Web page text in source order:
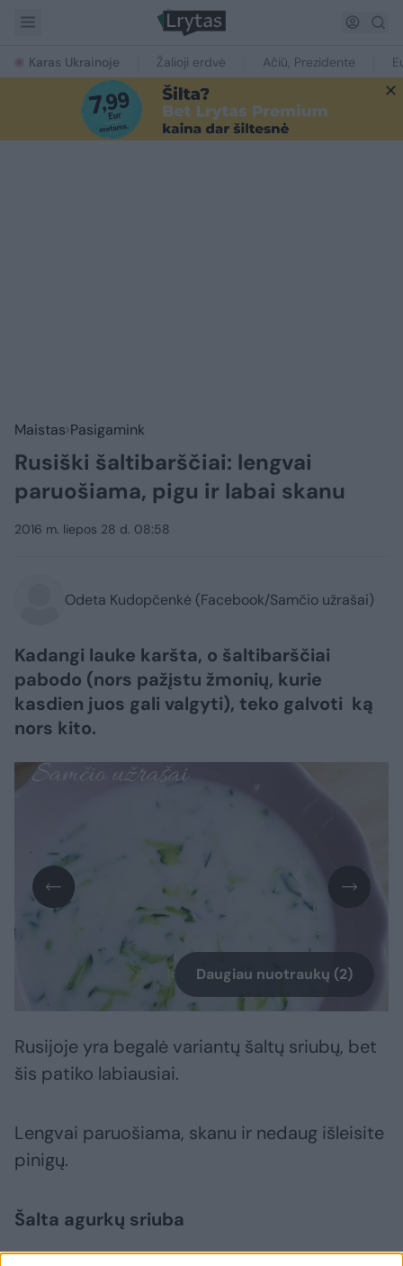
Karas Ukrainoje Žalioji erdvė Ačiū, Prezidente
Maistas Pasigamink
Rusiški šaltibarščiai: lengvai
paruošiama, pigu ir labai skanu
2016 m. liepos 28 d. 08:58
Odeta Kudopčenkė (Facebook/Samčio užrašai)
Kadangi lauke karšta, o šaltibarščiai
pabodo (nors pažįstu žmonių, kurie
kasdien juos gali valgyti), teko galvoti ką
nors kito.
Daugiau nuotraukų (2)
Rusijoje yra begalė variantų šaltų sriubų, bet
šis patiko labiausiai.
Lengvai paruošiama, skanu ir nedaug išleisite
pinigų.
Šalta agurkų sriuba